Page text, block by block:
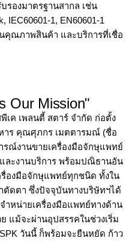
รองมาตรฐานสากล เช่น
IEC60601-1, EN60601-1
คุณภาพสินค้า และบริการที่เชื่อ
Our Mission"
เค เพลนตี้ สตาร์ จำกัด ก่อตั้ง
าร คุณศุภกร เมตตารมณ์ (ชื่อ
ณ์งานขายเครื่องมือจักษุแพทย์
ละงานบริการ พร้อมปณิธานอัน
รื่องมือจักษุแพทย์ทุกชนิด ทั้งใน
ตัดตา ซึ่งปัจจุบันทางบริษัทฯได้
ำหน่ายเครื่องมือแพทย์ทางด้าน
แม้จะผ่านอุปสรรคในช่วงเริ่ม
วันนี้ ก็พร้อมจะยืนหยัด ก้าว